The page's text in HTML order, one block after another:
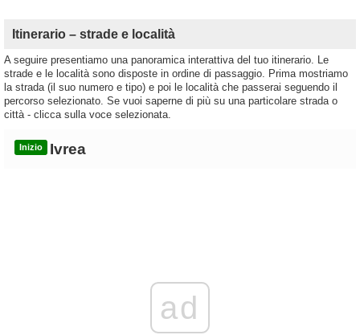
Itinerario – strade e località
A seguire presentiamo una panoramica interattiva del tuo itinerario. Le
strade e le località sono disposte in ordine di passaggio. Prima mostriamo
la strada (il suo numero e tipo) e poi le località che passerai seguendo il
percorso selezionato. Se vuoi saperne di più su una particolare strada o
città - clicca sulla voce selezionata.
Inizio Ivrea
ad